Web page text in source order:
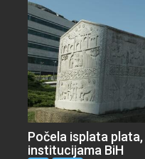
Počela isplata
institucijama BiH